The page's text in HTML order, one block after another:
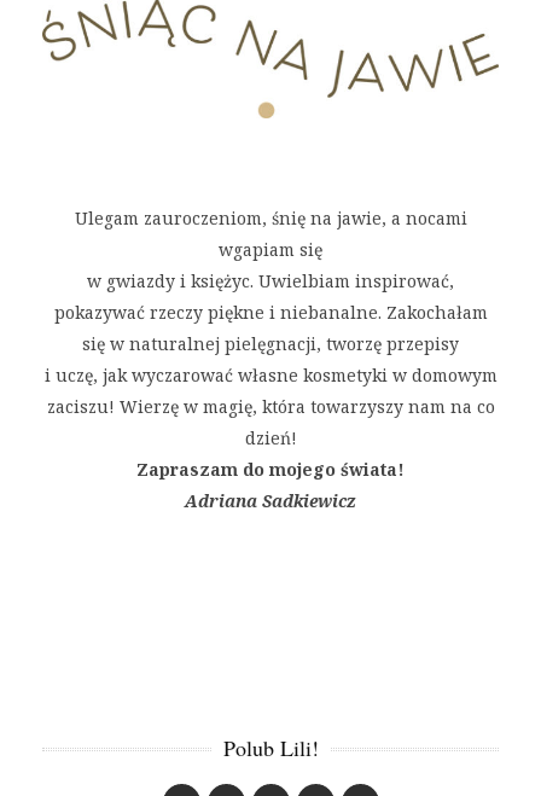
Ulegam zauroczeniom, śnię na jawie, a nocami
wgapiam się
w gwiazdy i księżyc. Uwielbiam inspirować,
pokazywać rzeczy piękne i niebanalne. Zakochałam
się w naturalnej pielęgnacji, tworzę przepisy
i uczę, jak wyczarować własne kosmetyki w domowym
zaciszu! Wierzę w magię, która towarzyszy nam na co
dzień!
Zapraszam do mojego świata!
Adriana Sadkiewicz
Polub Lili!